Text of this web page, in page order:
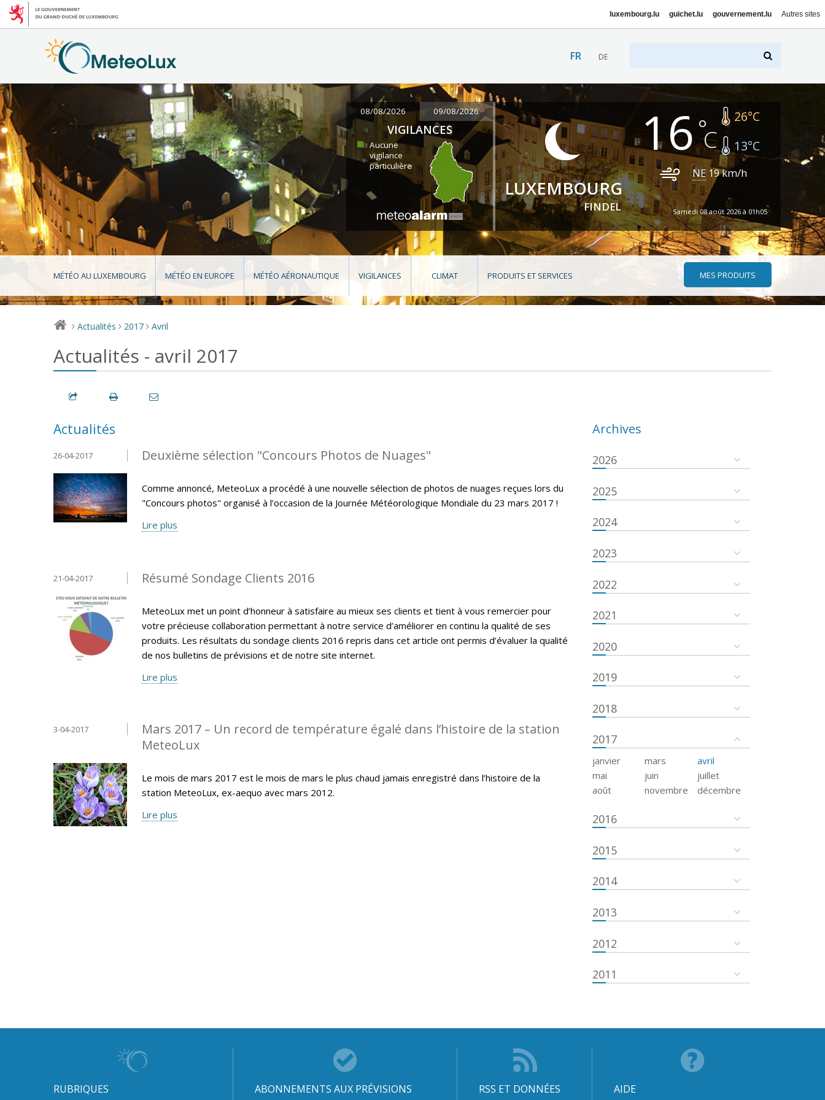
luxembourg.lu guichet.lu gouvernement.lu Autres sites
FR DE
08/08/2026 09/08/2026
VIGILANCES
Aucune
vigilance
particulière
LUXEMBOURG
FINDEL
16 26°C
13°C
NE 19km/h
Samedi 08 août 2026 à 01h05
MÉTÉO AU LUXEMBOURG MÉTÉO EN EUROPE MÉTÉO AÉRONAUTIQUE VIGILANCES CLIMAT PRODUITS ET SERVICES MES PRODUITS
> Actualités > 2017 > Avril
Actualités - avril 2017
Actualités
Deuxième sélection "Concours Photos de Nuages"
26-04-2017
Comme annoncé, MeteoLux a procédé à une nouvelle sélection de photos de nuages reçues lors du
"Concours photos" organisé à l’occasion de la Journée Météorologique Mondiale du 23 mars 2017 !
Lire plus
Résumé Sondage Clients 2016
21-04-2017
MeteoLux met un point d’honneur à satisfaire au mieux ses clients et tient à vous remercier pour
votre précieuse collaboration permettant à notre service d’améliorer en continu la qualité de ses
produits. Les résultats du sondage clients 2016 repris dans cet article ont permis d’évaluer la qualité
de nos bulletins de prévisions et de notre site internet.
Lire plus
Mars 2017 – Un record de température égalé dans l’histoire de la station
MeteoLux
3-04-2017
Le mois de mars 2017 est le mois de mars le plus chaud jamais enregistré dans l’histoire de la
station MeteoLux, ex-aequo avec mars 2012.
Lire plus
Archives
2026
2025
2024
2023
2022
2021
2020
2019
2018
2017
janvier mars
avril
mai
juin
juillet
août
novembre décembre
2016
2015
2014
2013
2012
2011
RUBRIQUES ABONNEMENTS AUX PRÉVISIONS RSS ET DONNÉES AIDE